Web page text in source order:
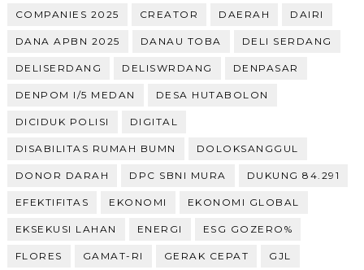
COMPANIES 2025 CREATOR DAERAH DAIRI
DANA APBN 2025 DANAU TOBA DELI SERDANG
DELISERDANG DELISWRDANG DENPASAR
DENPOM I/5 MEDAN DESA HUTABOLON
DICIDUK POLISI DIGITAL
DISABILITAS RUMAH BUMN DOLOKSANGGUL
DONOR DARAH DPC SBNI MURA DUKUNG 84.291
EFEKTIFITAS EKONOMI EKONOMI GLOBAL
EKSEKUSI LAHAN ENERGI ESG GOZERO%
FLORES GAMAT-RI GERAK CEPAT GJL